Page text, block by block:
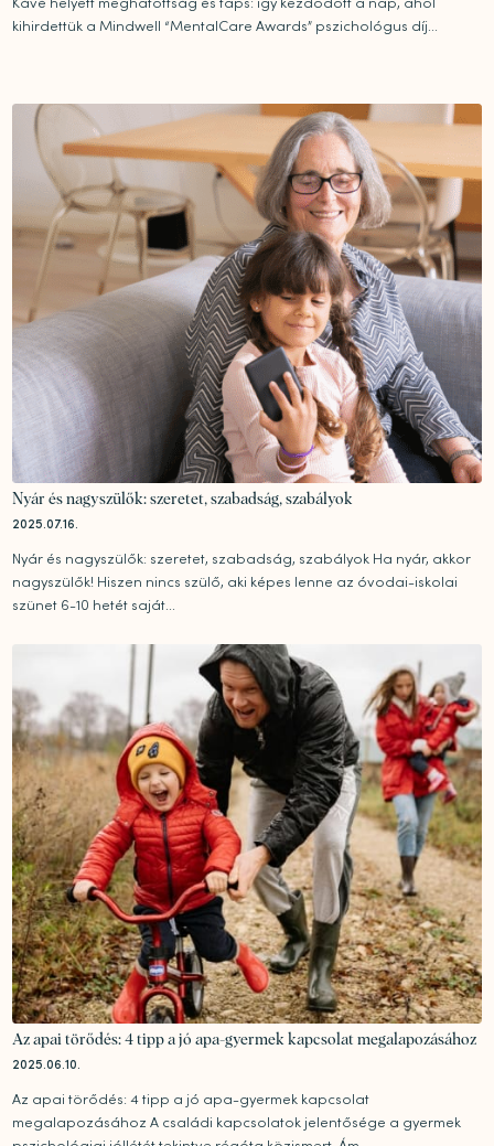
kihirdettük a Mindwell “MentalCare Awards” pszichológus díj...
Nyár és nagyszülők: szeretet, szabadság, szabályok
2025.07.16.
Nyár és nagyszülők: szeretet, szabadság, szabályok Ha nyár, akkor
nagyszülők! Hiszen nincs szülő, aki képes lenne az óvodai-iskolai
szünet 6-10 hetét saját...
Az apai törődés: 4 tipp a jó apa-gyermek kapcsolat megalapozásához
2025.06.10.
Az apai törődés: 4 tipp a jó apa-gyermek kapcsolat
megalapozásához A családi kapcsolatok jelentősége a gyermek